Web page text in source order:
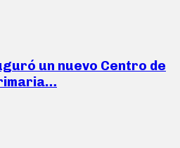
un nuevo Centro de